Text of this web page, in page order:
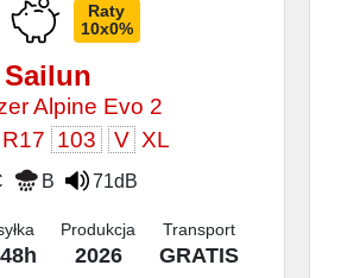
Raty
10x0%
Sailun
Alpine Evo 2
103 V XL
B 71dB
Produkcja
2026
Transport
GRATIS